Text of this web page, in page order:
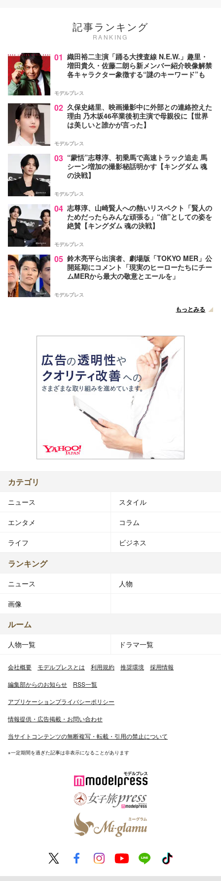
記事ランキング
RANKING
01 織田裕二主演「踊る大捜査線 N.E.W.」趣里・
増田貴久・佐藤二朗ら新メンバー紹介映像解禁
各キャラクター象徴する“謎のキーワード”も
モデルプレス
02 久保史緒里、映画撮影中に外部との連絡控えた
理由 乃木坂46卒業後初主演で母親役に【世界
は美しいと誰かが言った】
モデルプレス
03 “蒙恬”志尊淳、初乗馬で高速トラック追走 馬
シーン増加の撮影秘話明かす【キングダム 魂
の決戦】
モデルプレス
04 志尊淳、山崎賢人への熱いリスペクト「賢人の
ためだったらみんな頑張る」“信”としての姿を
絶賛【キングダム 魂の決戦】
モデルプレス
05 鈴木亮平ら出演者、劇場版「TOKYO MER」公
開延期にコメント「現実のヒーローたちにチー
ムMERから最大の敬意とエールを」
モデルプレス
もっとみる
カテゴリ
ニュース スタイル
エンタメ コラム
ライフ ビジネス
ランキング
ニュース 人物
画像
ルーム
人物一覧 ドラマ一覧
会社概要 モデルプレスとは 利用規約 推奨環境 採用情報
編集部からのお知らせ RSS一覧
アプリケーションプライバシーポリシー
情報提供・広告掲載・お問い合わせ
当サイトコンテンツの無断複写・転載・引用の禁止について
※一定期間を過ぎた記事は非表示になることがあります